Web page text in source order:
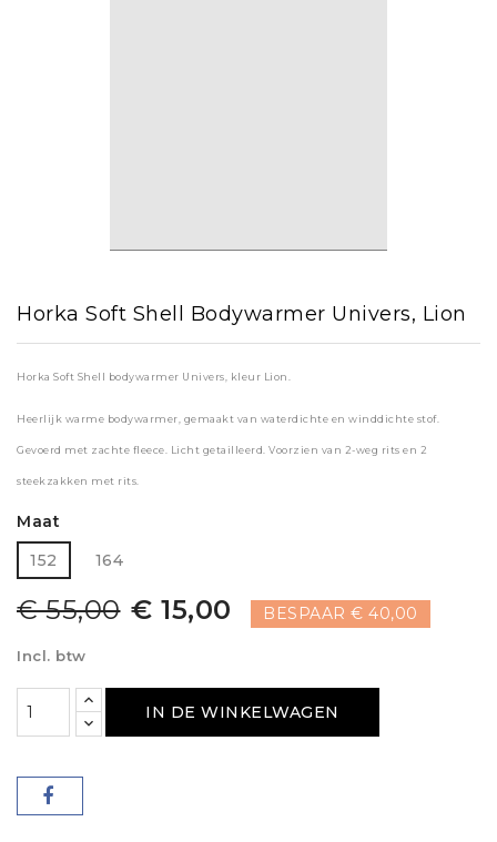
Horka Soft Shell Bodywarmer Univers, Lion
Horka Soft Shell bodywarmer Univers, kleur Lion.
Heerlijk warme bodywarmer, gemaakt van waterdichte en winddichte stof.
Gevoerd met zachte fleece. Licht getailleerd. Voorzien van 2-weg rits en 2
steekzakken met rits.
Maat
152
164
€ 55,00 € 15,00 BESPAAR € 40,00
Incl. btw
IN DE WINKELWAGEN